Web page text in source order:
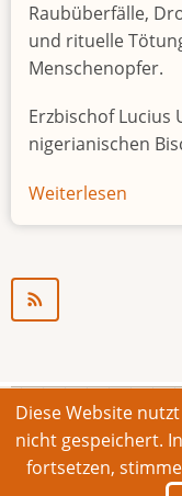
Raubüberfälle,
und rituelle
Menschenopfer.
Erzbischof Lucius
nigerianischen
Weiterlesen
© 2026 Bonner
Footer
Impressum
Diese Website
nicht gespeichert.
fortsetzen,